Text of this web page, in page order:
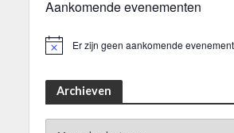
Aankomende evenementen
Er zijn geen aankomende
Archieven